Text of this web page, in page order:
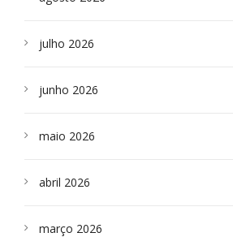
julho 2026
junho 2026
maio 2026
abril 2026
março 2026